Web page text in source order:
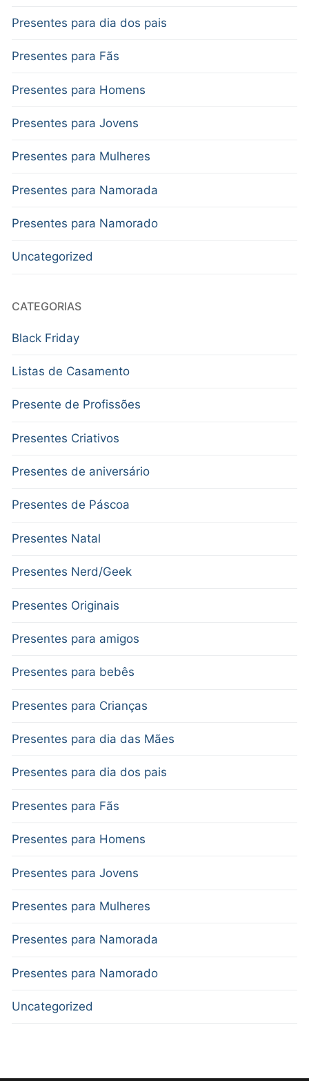
Presentes para dia dos pais
Presentes para Fãs
Presentes para Homens
Presentes para Jovens
Presentes para Mulheres
Presentes para Namorada
Presentes para Namorado
Uncategorized
CATEGORIAS
Black Friday
Listas de Casamento
Presente de Profissões
Presentes Criativos
Presentes de aniversário
Presentes de Páscoa
Presentes Natal
Presentes Nerd/Geek
Presentes Originais
Presentes para amigos
Presentes para bebês
Presentes para Crianças
Presentes para dia das Mães
Presentes para dia dos pais
Presentes para Fãs
Presentes para Homens
Presentes para Jovens
Presentes para Mulheres
Presentes para Namorada
Presentes para Namorado
Uncategorized